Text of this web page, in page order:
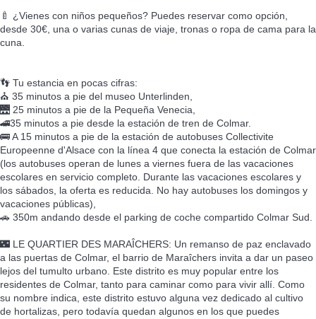
🍼 ¿Vienes con niños pequeños? Puedes reservar como opción,
desde 30€, una o varias cunas de viaje, tronas o ropa de cama para la
cuna.
👣 Tu estancia en pocas cifras:
⛪ 35 minutos a pie del museo Unterlinden,
🌉 25 minutos a pie de la Pequeña Venecia,
🚄35 minutos a pie desde la estación de tren de Colmar.
🚌 A 15 minutos a pie de la estación de autobuses Collectivite
Europeenne d'Alsace con la línea 4 que conecta la estación de Colmar
(los autobuses operan de lunes a viernes fuera de las vacaciones
escolares en servicio completo. Durante las vacaciones escolares y
los sábados, la oferta es reducida. No hay autobuses los domingos y
vacaciones públicas),
🚗 350m andando desde el parking de coche compartido Colmar Sud.
🌃 LE QUARTIER DES MARAÎCHERS: Un remanso de paz enclavado
a las puertas de Colmar, el barrio de Maraîchers invita a dar un paseo
lejos del tumulto urbano. Este distrito es muy popular entre los
residentes de Colmar, tanto para caminar como para vivir allí. Como
su nombre indica, este distrito estuvo alguna vez dedicado al cultivo
de hortalizas, pero todavía quedan algunos en los que puedes